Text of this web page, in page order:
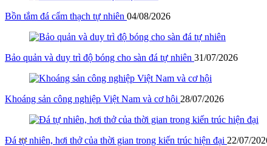
Bồn tắm đá cẩm thạch tự nhiên 04/08/2026
Bảo quản và duy trì độ bóng cho sàn đá tự nhiên 31/07/2026
Khoáng sản công nghiệp Việt Nam và cơ hội 28/07/2026
Đá tự nhiên, hơi thở của thời gian trong kiến trúc hiện đại 22/07/